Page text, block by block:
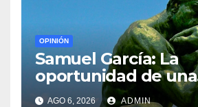
OPINIÓN
Samuel García: La
oportunidad de una
generación
AGO 6, 2026 ADMIN